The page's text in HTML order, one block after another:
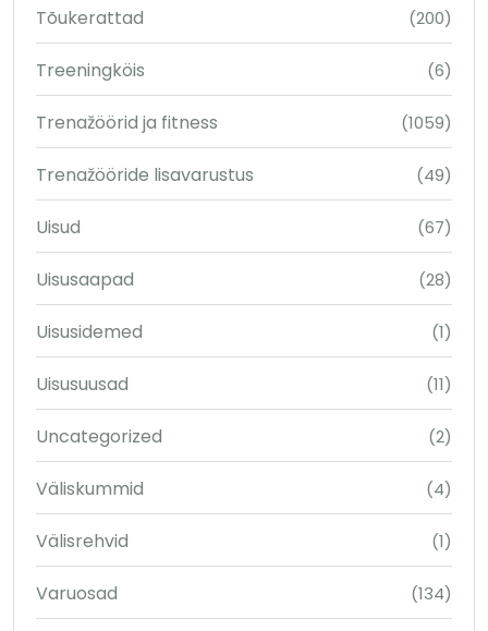
Tõukerattad (200)
Treeningköis (6)
Trenažöörid ja fitness (1059)
Trenažööride lisavarustus (49)
Uisud (67)
Uisusaapad (28)
Uisusidemed (1)
Uisusuusad (11)
Uncategorized (2)
Väliskummid (4)
Välisrehvid (1)
Varuosad (134)